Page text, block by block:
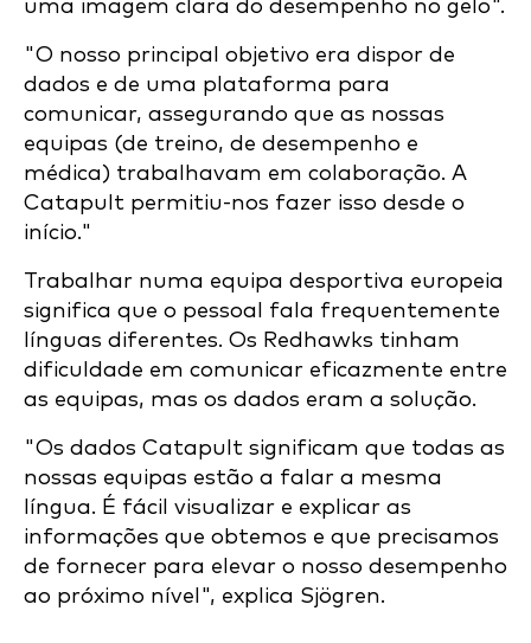
uma imagem clara do desempenho no gelo".
"O nosso principal objetivo era dispor de
dados e de uma plataforma para
comunicar, assegurando que as nossas
equipas (de treino, de desempenho e
médica) trabalhavam em colaboração. A
Catapult permitiu-nos fazer isso desde o
início."
Trabalhar numa equipa desportiva europeia
significa que o pessoal fala frequentemente
línguas diferentes. Os Redhawks tinham
dificuldade em comunicar eficazmente entre
as equipas, mas os dados eram a solução.
"Os dados Catapult significam que todas as
nossas equipas estão a falar a mesma
língua. É fácil visualizar e explicar as
informações que obtemos e que precisamos
de fornecer para elevar o nosso desempenho
ao próximo nível", explica Sjögren.